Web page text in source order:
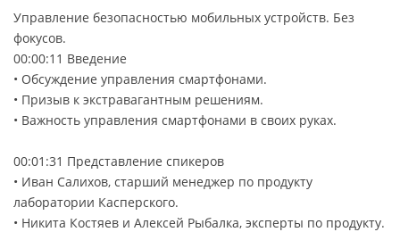
Управление безопасностью мобильных устройств. Без
фокусов.
00:00:11 Введение
• Обсуждение управления смартфонами.
• Призыв к экстравагантным решениям.
• Важность управления смартфонами в своих руках.
00:01:31 Представление спикеров
• Иван Салихов, старший менеджер по продукту
лаборатории Касперского.
• Никита Костяев и Алексей Рыбалка, эксперты по продукту.